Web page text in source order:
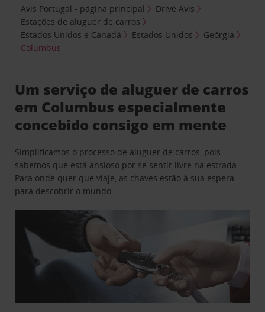
Avis Portugal - página principal
Drive Avis
Estações de aluguer de carros
Estados Unidos e Canadá
Estados Unidos
Geórgia
Columbus
Um serviço de aluguer de carros
em Columbus especialmente
concebido consigo em mente
Simplificamos o processo de aluguer de carros, pois
sabemos que está ansioso por se sentir livre na estrada.
Para onde quer que viaje, as chaves estão à sua espera
para descobrir o mundo.